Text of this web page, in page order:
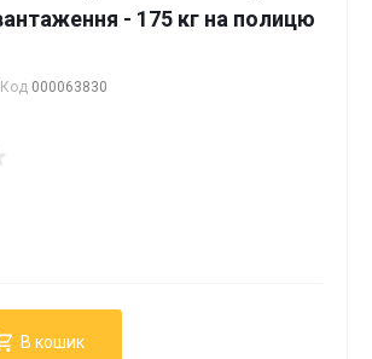
- 175 кг на полицю
Код 000063830
В кошик